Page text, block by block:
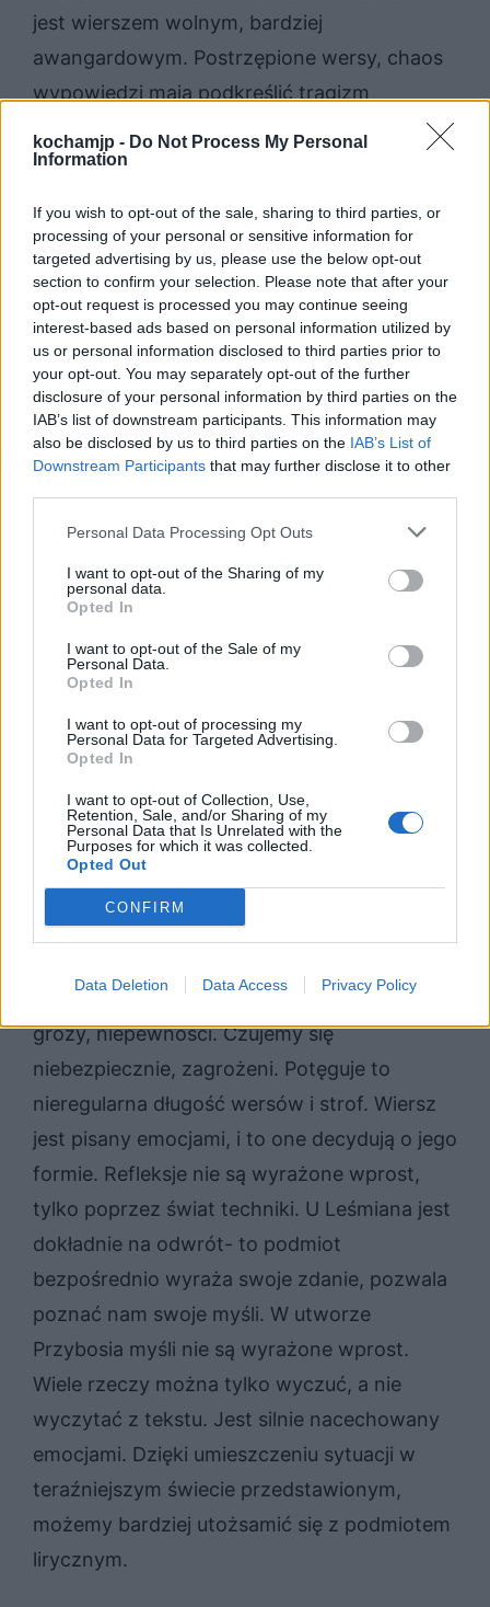
kochamjp - Do Not Process My Personal
Information
If you wish to opt-out of the sale, sharing to third parties, or
processing of your personal or sensitive information for
targeted advertising by us, please use the below opt-out
section to confirm your selection. Please note that after your
opt-out request is processed you may continue seeing
interest-based ads based on personal information utilized by
us or personal information disclosed to third parties prior to
your opt-out. You may separately opt-out of the further
disclosure of your personal information by third parties on the
IAB’s list of downstream participants. This information may
also be disclosed by us to third parties on the IAB’s List of
Downstream Participants that may further disclose it to other
Personal Data Processing Opt Outs
I want to opt-out of the Sharing of my
personal data.
Opted In
I want to opt-out of the Sale of my
Personal Data.
Opted In
I want to opt-out of processing my
Personal Data for Targeted Advertising.
Opted In
I want to opt-out of Collection, Use,
Retention, Sale, and/or Sharing of my
Personal Data that Is Unrelated with the
Purposes for which it was collected.
Opted Out
CONFIRM
Data Deletion Data Access Privacy Policy
jest wierszem wolnym, bardziej
awangardowym. Postrzępione wersy, chaos
wypowiedzi mają podkreślić tragizm
rozkłada się nierównomiernie, skutkiem
neologizmy – świat jakby odziwaczał i stronił.
Widoczna jest także antyteza- znów ufałaś i
wątpiłaś znowu. W utworze to emocje
decydują o układzie wiersza i jego podziale na
strofy. Po analizie obydwu wierszy, różnice,
które zobaczyliśmy na początku, stają się
jeszcze bardziej wyraźne. Dochodzimy do
wniosku, że atmosfera utworów jest zupełnie
przyroda łagodzi, koi ból rozstania. U
Przybosia zaś mamy jest zupełnie inaczej-
świat wcale nie pomaga, nie chce dać
pociechy, przynieść ulgi w bólu. Potęguje za
to jeszcze poczucie samotności, odtrącenia i
zewsząd czyhającego niebezpieczeństwa.
środki, które zostały w nim użyte. Leśmian
pisze wiersze klasyczne,
trzynastozgłoskowe, takie, które posiadają
rymy, najczęściej krzyżowe. To buduje
smutku. Przyboś wprowadza nas w nastrój
grozy, niepewności. Czujemy się
niebezpiecznie, zagrożeni. Potęguje to
nieregularna długość wersów i strof. Wiersz
jest pisany emocjami, i to one decydują o jego
formie. Refleksje nie są wyrażone wprost,
tylko poprzez świat techniki. U Leśmiana jest
dokładnie na odwrót- to podmiot
bezpośrednio wyraża swoje zdanie, pozwala
poznać nam swoje myśli. W utworze
Przybosia myśli nie są wyrażone wprost.
Wiele rzeczy można tylko wyczuć, a nie
wyczytać z tekstu. Jest silnie nacechowany
emocjami. Dzięki umieszczeniu sytuacji w
teraźniejszym świecie przedstawionym,
możemy bardziej utożsamić się z podmiotem
lirycznym.